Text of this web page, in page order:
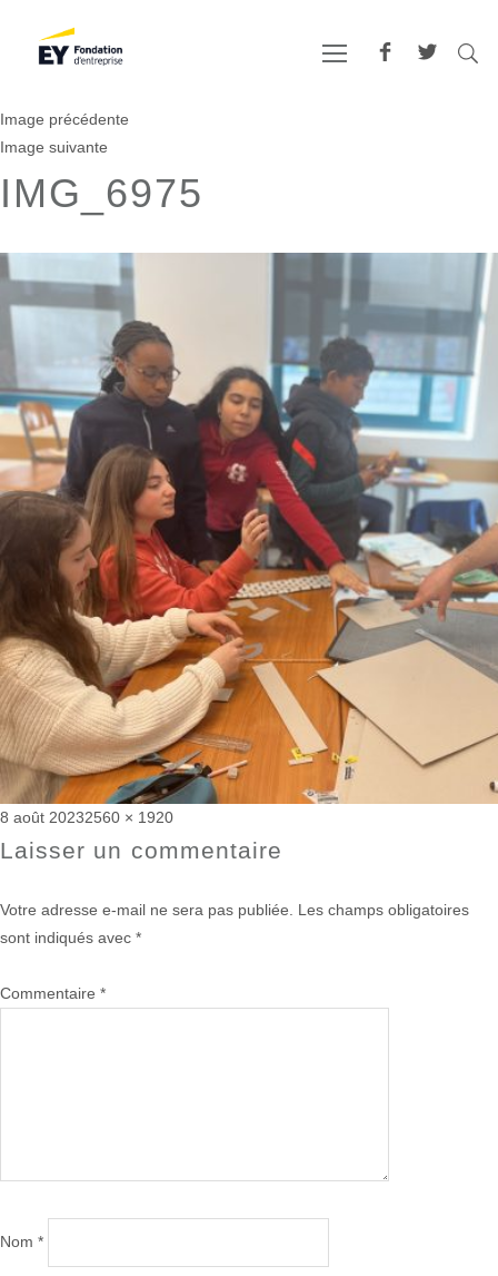
Image précédente
Image suivante
IMG_6975
Publié
le
8 août 2023Taille
réelle
2560 × 1920
Laisser un commentaire
Votre adresse e-mail ne sera pas publiée.
Les champs obligatoires
sont indiqués avec *
Commentaire *
Nom *